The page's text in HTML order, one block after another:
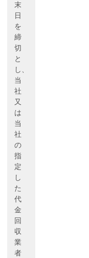
末
日
を
締
切
と
し、
当
社
又
は
当
社
の
指
定
し
た
代
金
回
収
業
者